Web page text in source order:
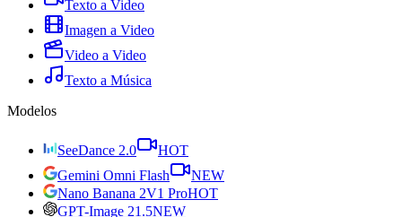
Texto a Video
Imagen a Video
Video a Video
Texto a Música
Modelos
SeeDance 2.0
HOT
Gemini Omni Flash
NEW
Nano Banana 2V1 ProHOT
GPT-Image 21.5NEW